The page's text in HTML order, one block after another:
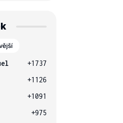
+1737
+1126
+1091
+975